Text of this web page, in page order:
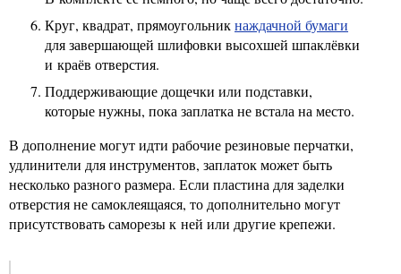
Круг, квадрат, прямоугольникнаждачной бумаги
для завершающей шлифовки высохшей шпаклёвки
и краёв отверстия.
Поддерживающие дощечки или подставки,
которые нужны, пока заплатка не встала на место.
В дополнение могут идти рабочие резиновые перчатки,
удлинители для инструментов, заплаток может быть
несколько разного размера. Если пластина для заделки
отверстия не самоклеящаяся, то дополнительно могут
присутствовать саморезы к ней или другие крепежи.